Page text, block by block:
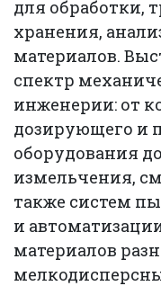
для обработки,
хранения,
материалов.
спектр
инженерии: от
дозирующего и
оборудования
измельчения,
также систем
и
материалов